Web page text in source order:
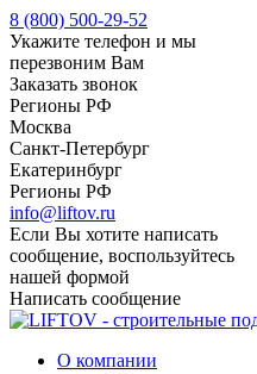
8 (800) 500-29-52
Укажите телефон и мы
перезвоним Вам
Заказать звонок
Регионы РФ
Москва
Санкт-Петербург
Екатеринбург
Регионы РФ
info@liftov.ru
Если Вы хотите написать
сообщение, воспользуйтесь
нашей формой
Написать сообщение
О компании